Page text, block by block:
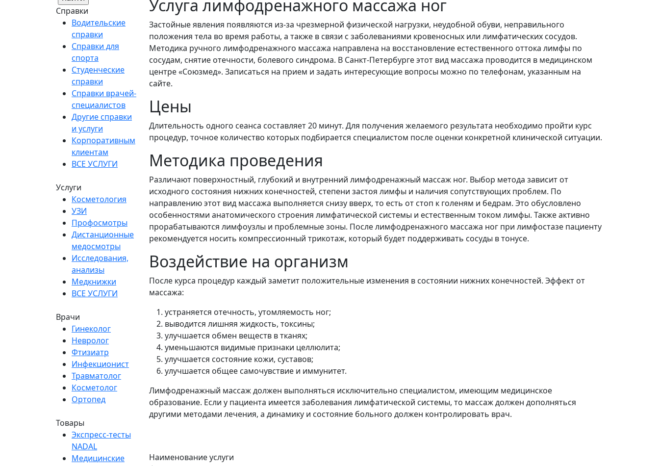
Справки
Водительские
справки
Справки для
спорта
Студенческие
справки
Справки врачей-
специалистов
Другие справки
и услуги
Корпоративным
клиентам
ВСЕ УСЛУГИ
Услуги
Косметология
УЗИ
Профосмотры
Дистанционные
медосмотры
Исследования,
анализы
Медкнижки
ВСЕ УСЛУГИ
Врачи
Гинеколог
Невролог
Фтизиатр
Инфекционист
Травматолог
Косметолог
Ортопед
Товары
Экспресс-тесты
NADAL
Медицинские
Услуга лимфодренажного массажа ног
Застойные явления появляются из-за чрезмерной физической нагрузки, неудобной обуви, неправильного
положения тела во время работы, а также в связи с заболеваниями кровеносных или лимфатических сосудов.
Методика ручного лимфодренажного массажа направлена на восстановление естественного оттока лимфы по
сосудам, снятие отечности, болевого синдрома. В Санкт-Петербурге этот вид массажа проводится в медицинском
центре «Союзмед». Записаться на прием и задать интересующие вопросы можно по телефонам, указанным на
сайте.
Цены
Длительность одного сеанса составляет 20 минут. Для получения желаемого результата необходимо пройти курс
процедур, точное количество которых подбирается специалистом после оценки конкретной клинической ситуации.
Методика проведения
Различают поверхностный, глубокий и внутренний лимфодренажный массаж ног. Выбор метода зависит от
исходного состояния нижних конечностей, степени застоя лимфы и наличия сопутствующих проблем. По
направлению этот вид массажа выполняется снизу вверх, то есть от стоп к голеням и бедрам. Это обусловлено
особенностями анатомического строения лимфатической системы и естественным током лимфы. Также активно
прорабатываются лимфоузлы и проблемные зоны. После лимфодренажного массажа ног при лимфостазе пациенту
рекомендуется носить компрессионный трикотаж, который будет поддерживать сосуды в тонусе.
Воздействие на организм
После курса процедур каждый заметит положительные изменения в состоянии нижних конечностей. Эффект от
массажа:
устраняется отечность, утомляемость ног;
выводится лишняя жидкость, токсины;
улучшается обмен веществ в тканях;
уменьшаются видимые признаки целлюлита;
улучшается состояние кожи, суставов;
улучшается общее самочувствие и иммунитет.
Лимфодренажный массаж должен выполняться исключительно специалистом, имеющим медицинское
образование. Если у пациента имеется заболевания лимфатической системы, то массаж должен дополняться
другими методами лечения, а динамику и состояние больного должен контролировать врач.
Наименование услуги